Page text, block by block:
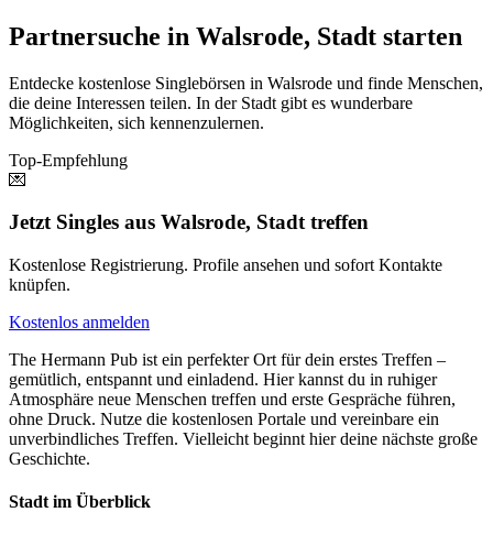
Partnersuche in Walsrode, Stadt starten
Entdecke kostenlose Singlebörsen in Walsrode und finde Menschen,
die deine Interessen teilen. In der Stadt gibt es wunderbare
Möglichkeiten, sich kennenzulernen.
Top-Empfehlung
💌
Jetzt Singles aus Walsrode, Stadt treffen
Kostenlose Registrierung. Profile ansehen und sofort Kontakte
knüpfen.
Kostenlos anmelden
The Hermann Pub ist ein perfekter Ort für dein erstes Treffen –
gemütlich, entspannt und einladend. Hier kannst du in ruhiger
Atmosphäre neue Menschen treffen und erste Gespräche führen,
ohne Druck. Nutze die kostenlosen Portale und vereinbare ein
unverbindliches Treffen. Vielleicht beginnt hier deine nächste große
Geschichte.
Stadt im Überblick